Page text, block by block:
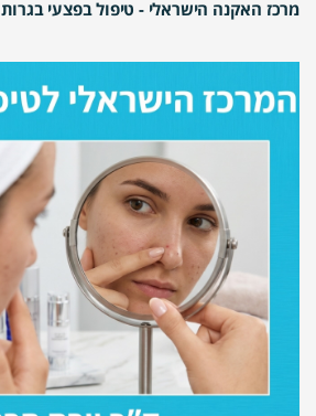
מרכז האקנה הישראלי - טיפול בפצעי בגרות